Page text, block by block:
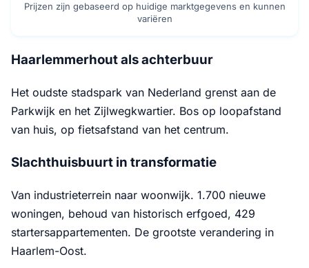
Prijzen zijn gebaseerd op huidige marktgegevens en kunnen
variëren
Haarlemmerhout als achterbuur
Het oudste stadspark van Nederland grenst aan de
Parkwijk en het Zijlwegkwartier. Bos op loopafstand
van huis, op fietsafstand van het centrum.
Slachthuisbuurt in transformatie
Van industrieterrein naar woonwijk. 1.700 nieuwe
woningen, behoud van historisch erfgoed, 429
startersappartementen. De grootste verandering in
Haarlem-Oost.